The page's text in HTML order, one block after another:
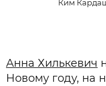
Ким
Анна Хилькевич
Новому году, на